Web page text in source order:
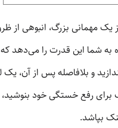
یک مهمانی بزرگ، انبوهی از
به شما این قدرت را می‌دهد
و بلافاصله پس از آن، یک
رفع خستگی خود بنوشید،
بپاشد.